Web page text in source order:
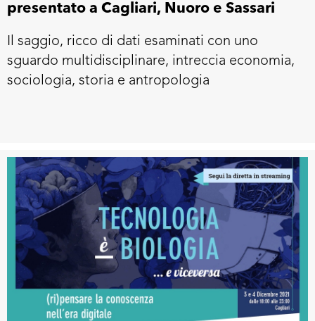
presentato a Cagliari, Nuoro e Sassari
Il saggio, ricco di dati esaminati con uno
sguardo multidisciplinare, intreccia economia,
sociologia, storia e antropologia